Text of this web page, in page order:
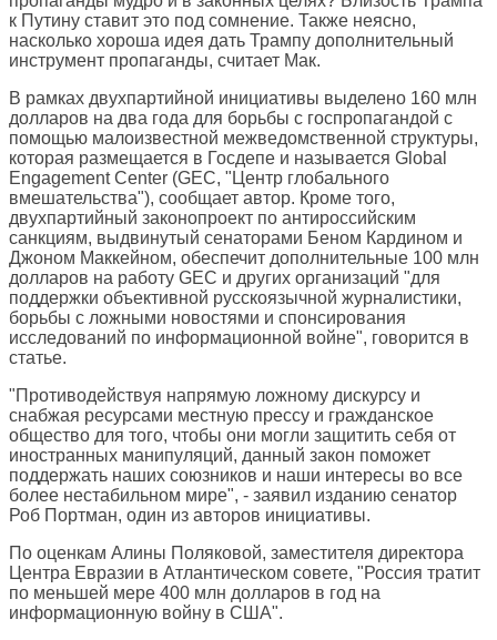
к Путину ставит это под сомнение. Также неясно,
насколько хороша идея дать Трампу дополнительный
инструмент пропаганды, считает Мак.
В рамках двухпартийной инициативы выделено 160 млн
долларов на два года для борьбы с госпропагандой с
помощью малоизвестной межведомственной структуры,
которая размещается в Госдепе и называется Global
Engagement Center (GEC, "Центр глобального
вмешательства"), сообщает автор. Кроме того,
двухпартийный законопроект по антироссийским
санкциям, выдвинутый сенаторами Беном Кардином и
Джоном Маккейном, обеспечит дополнительные 100 млн
долларов на работу GEC и других организаций "для
поддержки объективной русскоязычной журналистики,
борьбы с ложными новостями и спонсирования
исследований по информационной войне", говорится в
статье.
"Противодействуя напрямую ложному дискурсу и
снабжая ресурсами местную прессу и гражданское
общество для того, чтобы они могли защитить себя от
иностранных манипуляций, данный закон поможет
поддержать наших союзников и наши интересы во все
более нестабильном мире", - заявил изданию сенатор
Роб Портман, один из авторов инициативы.
По оценкам Алины Поляковой, заместителя директора
Центра Евразии в Атлантическом совете, "Россия тратит
по меньшей мере 400 млн долларов в год на
информационную войну в США".